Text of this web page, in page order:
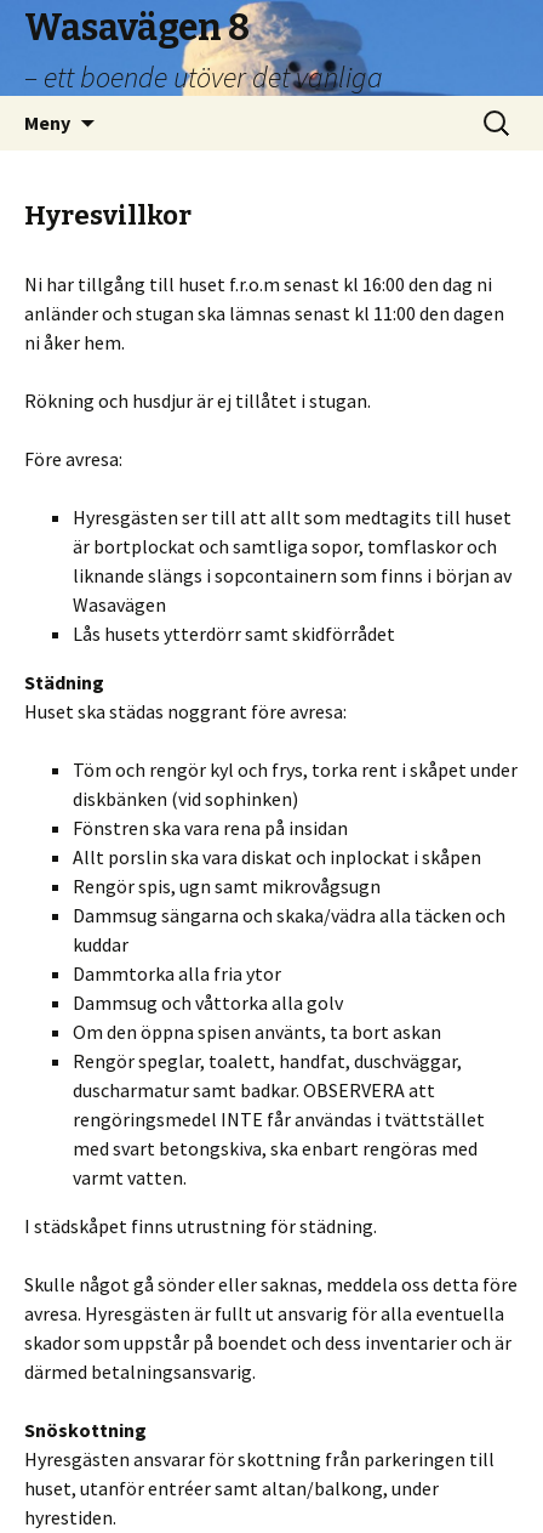
Wasavägen 8
– ett boende utöver det vanliga
Meny
Sök
efter:
Hyresvillkor
Ni har tillgång till huset f.r.o.m senast kl 16:00 den dag ni
anländer och stugan ska lämnas senast kl 11:00 den dagen
ni åker hem.
Rökning och husdjur är ej tillåtet i stugan.
Före avresa:
Hyresgästen ser till att allt som medtagits till huset
är bortplockat och samtliga sopor, tomflaskor och
liknande slängs i sopcontainern som finns i början av
Wasavägen
Lås husets ytterdörr samt skidförrådet
Städning
Huset ska städas noggrant före avresa:
Töm och rengör kyl och frys, torka rent i skåpet under
diskbänken (vid sophinken)
Fönstren ska vara rena på insidan
Allt porslin ska vara diskat och inplockat i skåpen
Rengör spis, ugn samt mikrovågsugn
Dammsug sängarna och skaka/vädra alla täcken och
kuddar
Dammtorka alla fria ytor
Dammsug och våttorka alla golv
Om den öppna spisen använts, ta bort askan
Rengör speglar, toalett, handfat, duschväggar,
duscharmatur samt badkar. OBSERVERA att
rengöringsmedel INTE får användas i tvättstället
med svart betongskiva, ska enbart rengöras med
varmt vatten.
I städskåpet finns utrustning för städning.
Skulle något gå sönder eller saknas, meddela oss detta före
avresa. Hyresgästen är fullt ut ansvarig för alla eventuella
skador som uppstår på boendet och dess inventarier och är
därmed betalningsansvarig.
Snöskottning
Hyresgästen ansvarar för skottning från parkeringen till
huset, utanför entréer samt altan/balkong, under
hyrestiden.